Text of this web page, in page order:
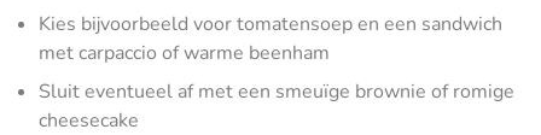
Kies bijvoorbeeld voor tomatensoep en een sandwich
met carpaccio of warme beenham
Sluit eventueel af met een smeuïge brownie of romige
cheesecake